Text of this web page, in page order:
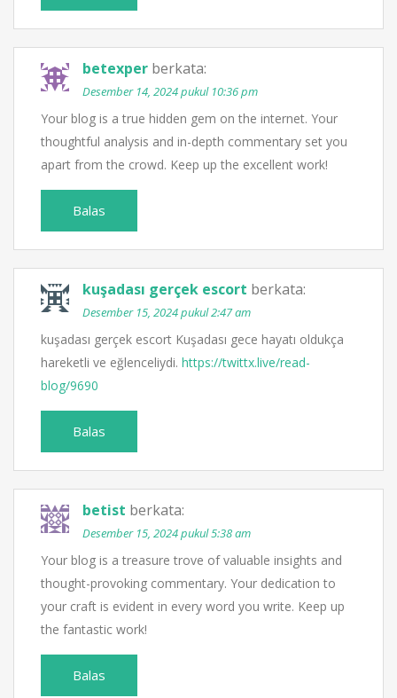
betexper berkata:
Desember 14, 2024 pukul 10:36 pm
Your blog is a true hidden gem on the internet. Your
thoughtful analysis and in-depth commentary set you
apart from the crowd. Keep up the excellent work!
Balas
kuşadası gerçek escort berkata:
Desember 15, 2024 pukul 2:47 am
kuşadası gerçek escort Kuşadası gece hayatı oldukça
hareketli ve eğlenceliydi. https://twittx.live/read-
blog/9690
Balas
betist berkata:
Desember 15, 2024 pukul 5:38 am
Your blog is a treasure trove of valuable insights and
thought-provoking commentary. Your dedication to
your craft is evident in every word you write. Keep up
the fantastic work!
Balas